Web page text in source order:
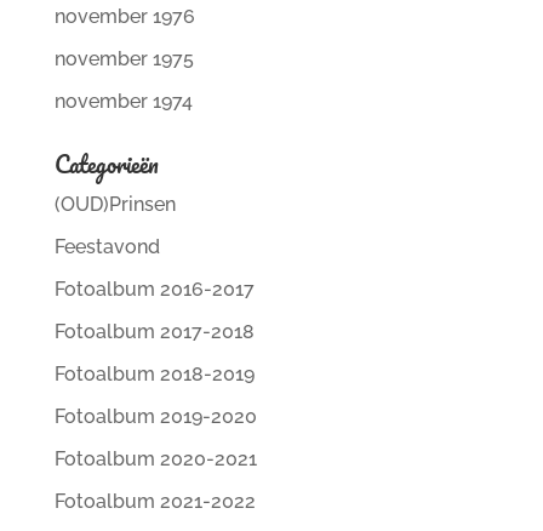
november 1976
november 1975
november 1974
Categorieën
(OUD)Prinsen
Feestavond
Fotoalbum 2016-2017
Fotoalbum 2017-2018
Fotoalbum 2018-2019
Fotoalbum 2019-2020
Fotoalbum 2020-2021
Fotoalbum 2021-2022